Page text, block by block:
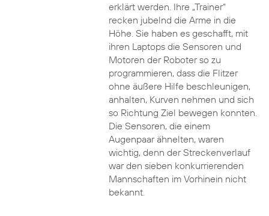
erklärt werden. Ihre „Trainer“
recken jubelnd die Arme in die
Höhe. Sie haben es geschafft, mit
ihren Laptops die Sensoren und
Motoren der Roboter so zu
programmieren, dass die Flitzer
ohne äußere Hilfe beschleunigen,
anhalten, Kurven nehmen und sich
so Richtung Ziel bewegen konnten.
Die Sensoren, die einem
Augenpaar ähnelten, waren
wichtig, denn der Streckenverlauf
war den sieben konkurrierenden
Mannschaften im Vorhinein nicht
bekannt.